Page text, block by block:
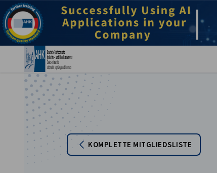
KOMPLETTE MITGLIEDSLISTE